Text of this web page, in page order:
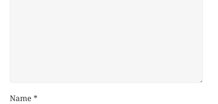
Name *